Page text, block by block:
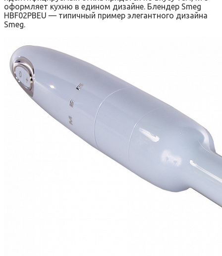
оформляет кухню в едином дизайне. Блендер Smeg
HBF02PBEU — типичный пример элегантного дизайна
Smeg.